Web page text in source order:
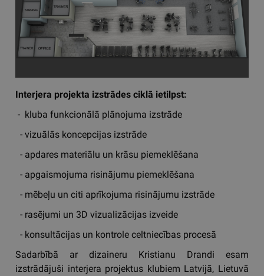
Interjera projekta izstrādes ciklā ietilpst:
- kluba funkcionālā plānojuma izstrāde
- vizuālās koncepcijas izstrāde
- apdares materiālu un krāsu piemeklēšana
- apgaismojuma risinājumu piemeklēšana
- mēbeļu un citi aprīkojuma risinājumu izstrāde
- rasējumi un 3D vizualizācijas izveide
- konsultācijas un kontrole celtniecības procesā
Sadarbībā ar dizaineru Kristianu Drandi esam
izstrādājuši interjera projektus klubiem Latvijā, Lietuvā